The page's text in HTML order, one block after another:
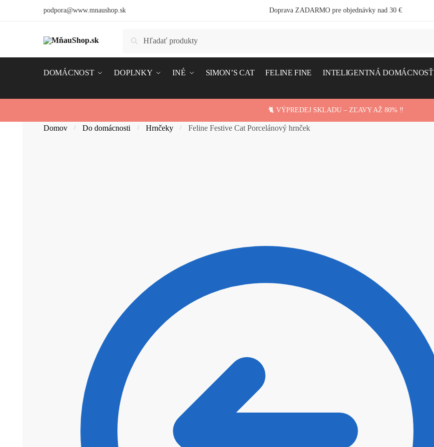
podpora@www.mnaushop.sk Doprava ZADARMO pre objednávky nad 30 €
Vyhľadávanie
DOMÁCNOST DOPLNKY INÉ SIMON’S CAT FELINE FINE INTELIGENTNÁ DOMÁCNOSŤ
🐈 VÝPREDEJ SKLADU – ZĽAVY AŽ 80% ‼️
Domov / Do domácnosti / Hrnčeky / Feline Festive Cat Porcelánový hrnček